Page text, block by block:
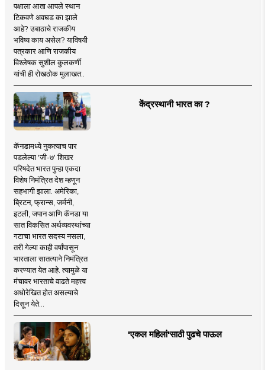
पक्षाला आता आपले स्थान
टिकवणे अवघड का झाले
आहे? उबाठाचे राजकीय
भविष्य काय असेल? याविषयी
पत्रकार आणि राजकीय
विश्लेषक सुशील कुलकर्णी
यांची ही रोखठोक मुलाखत..
केंद्रस्थानी भारत का ?
कॅनडामध्ये नुकत्याच पार
पडलेल्या 'जी-७' शिखर
परिषदेत भारत पुन्हा एकदा
विशेष निमंत्रित देश म्हणून
सहभागी झाला. अमेरिका,
ब्रिटन, फ्रान्स, जर्मनी,
इटली, जपान आणि कॅनडा या
सात विकसित अर्थव्यवस्थांच्या
गटाचा भारत सदस्य नसला,
तरी गेल्या काही वर्षांपासून
भारताला सातत्याने निमंत्रित
करण्यात येत आहे. त्यामुळे या
मंचावर भारताचे वाढते महत्त्व
अधोरेखित होत असल्याचे
दिसून येते...
'एकल महिलां'साठी पुढचे पाऊल